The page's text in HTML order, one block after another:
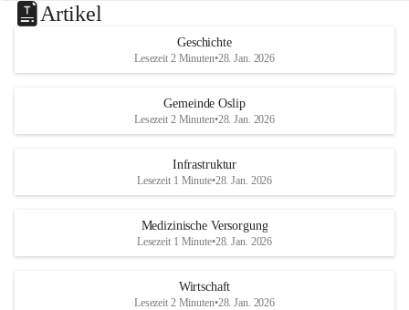
Artikel
Geschichte
Lesezeit 2 Minuten•28. Jan. 2026
Gemeinde Oslip
Lesezeit 2 Minuten•28. Jan. 2026
Infrastruktur
Lesezeit 1 Minute•28. Jan. 2026
Medizinische Versorgung
Lesezeit 1 Minute•28. Jan. 2026
Wirtschaft
Lesezeit 2 Minuten•28. Jan. 2026